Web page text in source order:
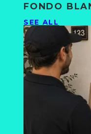
FONDO
SEE ALL